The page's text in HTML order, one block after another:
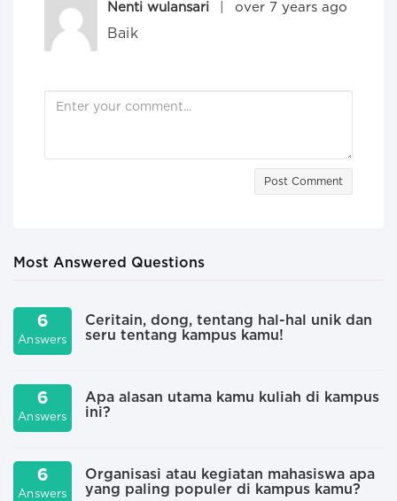
Nenti wulansari over 7 years ago
Baik
Post Comment
Most Answered Questions
6
Answers
Ceritain, dong, tentang hal-hal unik dan
seru tentang kampus kamu!
6
Answers
Apa alasan utama kamu kuliah di kampus
ini?
6
Answers
Organisasi atau kegiatan mahasiswa apa
yang paling populer di kampus kamu?